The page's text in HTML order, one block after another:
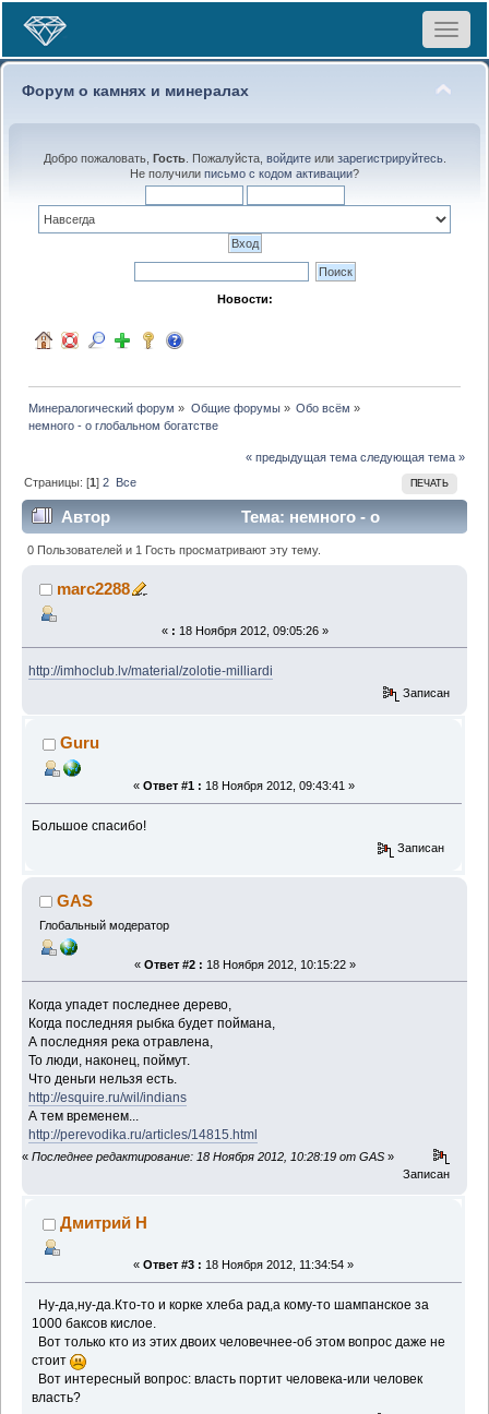
Toggle
Форум о камнях и минералах
Добро пожаловать, Гость. Пожалуйста, войдитеили зарегистрируйтесь.
Не получили письмо с кодом активации?
Новости:
Минералогический форум » Общие форумы» Обо всём »
немного - о глобальном богатстве
« предыдущая тема следующая тема »
ПЕЧАТЬ
Страницы: [1]2 Все
Автор
Тема: немного - о
глобальном богатстве (Прочитано 4835 раз)
0 Пользователей и 1 Гость просматривают эту тему.
marc2288
« : 18 Ноября 2012, 09:05:26 »
http://imhoclub.lv/material/zolotie-milliardi
Записан
Guru
« Ответ #1 : 18 Ноября 2012, 09:43:41 »
Большое спасибо!
Записан
GAS
Глобальный модератор
« Ответ #2 : 18 Ноября 2012, 10:15:22 »
Когда упадет последнее дерево,
Когда последняя рыбка будет поймана,
А последняя река отравлена,
То люди, наконец, поймут.
Что деньги нельзя есть.
http://esquire.ru/wil/indians
А тем временем...
http://perevodika.ru/articles/14815.html
« Последнее редактирование: 18 Ноября 2012, 10:28:19 от GAS »
Записан
Дмитрий Н
« Ответ #3 : 18 Ноября 2012, 11:34:54 »
Ну-да,ну-да.Кто-то и корке хлеба рад,а кому-то шампанское за
1000 баксов кислое.
Вот только кто из этих двоих человечнее-об этом вопрос даже не
стоит
Вот интересный вопрос: власть портит человека-или человек
власть?